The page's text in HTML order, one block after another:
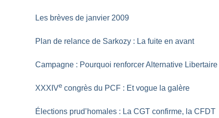
Les brèves de janvier 2009
Plan de relance de Sarkozy : La fuite en avant
Campagne : Pourquoi renforcer Alternative Libertaire
XXXIVe congrès du PCF : Et vogue la galère
Élections prud’homales : La CGT confirme, la CFDT